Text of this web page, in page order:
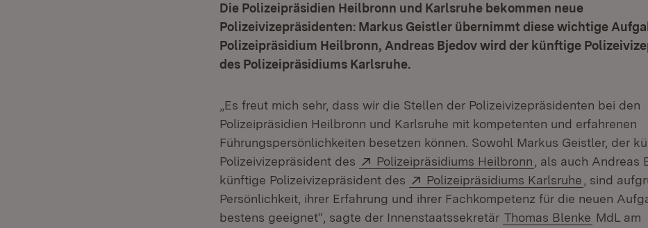
Die Polizeipräsidien Heilbronn und Karlsruhe bekommen neue
Polizeivizepräsidenten: Markus Geistler übernimmt diese wichtige
Polizeipräsidium Heilbronn, Andreas Bjedov wird der künftige
des Polizeipräsidiums Karlsruhe.
„Es freut mich sehr, dass wir die Stellen der Polizeivizepräsidenten bei den
Polizeipräsidien Heilbronn und Karlsruhe mit kompetenten und erfahrenen
Führungspersönlichkeiten besetzen können. Sowohl Markus Geistler, der
Polizeivizepräsident des
Extern:
Polizeipräsidiums Heilbronn (Öffnet in neuem
, als auch Andreas
künftige Polizeivizepräsident des
Extern:
Polizeipräsidiums Karlsruhe (Öffnet in
, sind
Persönlichkeit, ihrer Erfahrung und ihrer Fachkompetenz für die neuen
bestens geeignet“, sagte der Innenstaatssekretär Thomas Blenke MdL am